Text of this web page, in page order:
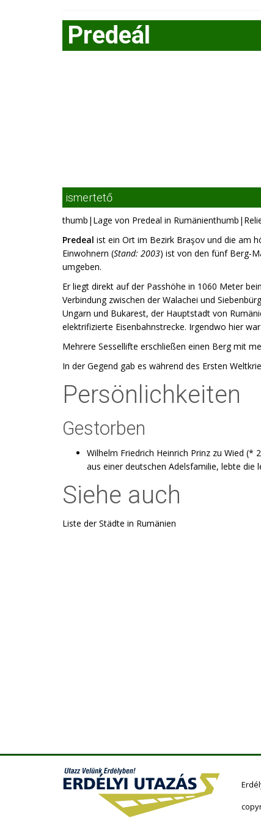
Predeál
ismertető
thumb|Lage von Predeal in
Predeal ist ein Ort im Bezirk Braşov und die am
Einwohnern (Stand: 2003) ist von den fünf Berg-
umgeben.
Er liegt direkt auf der Passhöhe in 1060 Meter
Verbindung zwischen der Walachei und
Ungarn und Bukarest, der Hauptstadt von
elektrifizierte Eisenbahnstrecke. Irgendwo hier
Mehrere Sessellifte erschließen einen Berg mit
In der Gegend gab es während des Ersten
Persönlichkeiten
Gestorben
Wilhelm Friedrich Heinrich Prinz zu Wied (*
aus einer deutschen Adelsfamilie, lebte die
Siehe auch
Liste der Städte in Rumänien